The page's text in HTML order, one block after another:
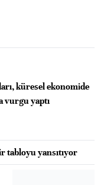
küresel ekonomide
vurgu yaptı
tabloyu yansıtıyor